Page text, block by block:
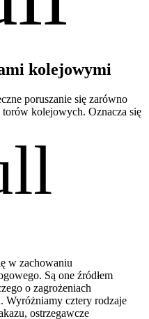
kolejowymi
poruszanie się zarówno
kolejowych. Oznacza się
w zachowaniu
Są one źródłem
o zagrożeniach
Wyróżniamy cztery rodzaje
ostrzegawcze